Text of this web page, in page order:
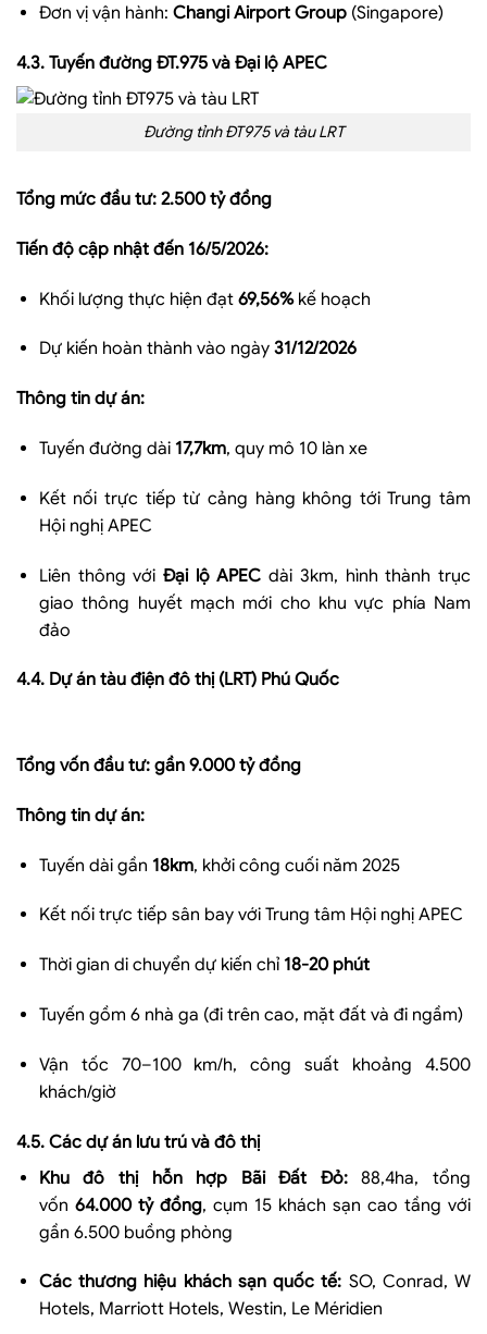
Đơn vị vận hành: Changi Airport Group(Singapore)
4.3. Tuyến đường ĐT.975 và Đại lộ APEC
Đường tỉnh ĐT975 và tàu LRT
Tổng mức đầu tư: 2.500 tỷ đồng
Tiến độ cập nhật đến 16/5/2026:
Khối lượng thực hiện đạt 69,56%kế hoạch
Dự kiến hoàn thành vào ngày 31/12/2026
Thông tin dự án:
Tuyến đường dài 17,7km, quy mô 10 làn xe
Kết nối trực tiếp từ cảng hàng không tới Trung tâm
Hội nghị APEC
Liên thông với Đại lộ APEC dài 3km, hình thành trục
giao thông huyết mạch mới cho khu vực phía Nam
đảo
4.4. Dự án tàu điện đô thị (LRT) Phú Quốc
Tổng vốn đầu tư: gần 9.000 tỷ đồng
Thông tin dự án:
Tuyến dài gần 18km, khởi công cuối năm 2025
Kết nối trực tiếp sân bay với Trung tâm Hội nghị APEC
Thời gian di chuyển dự kiến chỉ 18-20 phút
Tuyến gồm 6 nhà ga (đi trên cao, mặt đất và đi ngầm)
Vận tốc 70–100 km/h, công suất khoảng 4.500
khách/giờ
4.5. Các dự án lưu trú và đô thị
Khu đô thị hỗn hợp Bãi Đất Đỏ:88,4ha, tổng
vốn 64.000 tỷ đồng, cụm 15 khách sạn cao tầng với
gần 6.500 buồng phòng
Các thương hiệu khách sạn quốc tế: SO, Conrad, W
Hotels, Marriott Hotels, Westin, Le Méridien